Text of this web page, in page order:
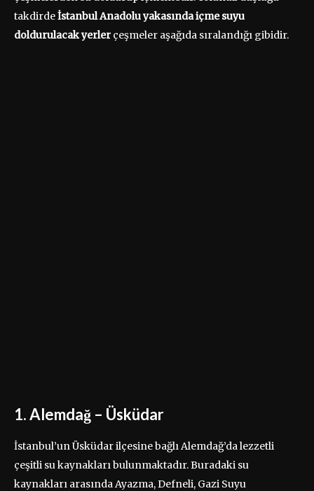
takdirdeİstanbul Anadolu yakasındaiçme suyu
doldurulacak yerler çeşmeler aşağıda sıralandığı gibidir.
1. Alemdağ – Üsküdar
İstanbul’un Üsküdar ilçesine bağlı Alemdağ’da lezzetli
çeşitli su kaynakları bulunmaktadır. Buradaki su
kaynakları arasında Ayazma, Defneli, Gazi Suyu